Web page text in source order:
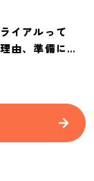
イアルって
由、準備に必